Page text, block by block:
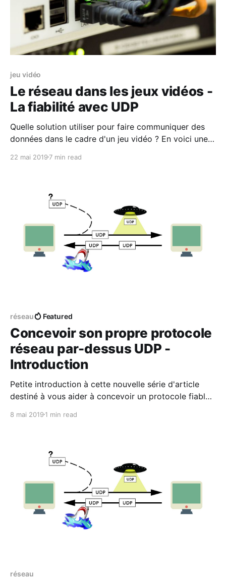
jeu vidéo
Le réseau dans les jeux vidéos -
La fiabilité avec UDP
Quelle solution utiliser pour faire communiquer des
données dans le cadre d'un jeu vidéo ? En voici une
22 mai 2019 7 min read
réseau Featured
Concevoir son propre protocole
réseau par-dessus UDP -
Introduction
Petite introduction à cette nouvelle série d'article
destiné à vous aider à concevoir un protocole fiable
8 mai 2019 1 min read
réseau